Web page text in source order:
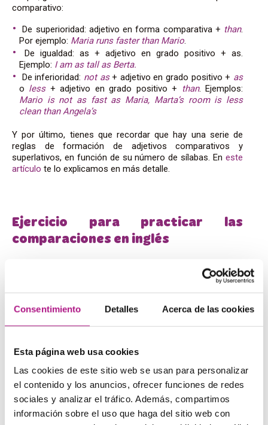
Consentimiento Detalles Acerca de las cookies
Esta página web usa cookies
Las cookies de este sitio web se usan para personalizar
el contenido y los anuncios, ofrecer funciones de redes
sociales y analizar el tráfico. Además, compartimos
información sobre el uso que haga del sitio web con
comparativo:
De superioridad: adjetivo en forma comparativa + than.
Por ejemplo: Maria runs faster than Mario.
De igualdad: as + adjetivo en grado positivo + as.
Ejemplo: I am as tall as Berta.
De inferioridad: not as+ adjetivo en grado positivo + as
o less+ adjetivo en grado positivo + than. Ejemplos:
Mario is not as fast as Maria, Marta’s room is less
clean than Angela’s
Y por último, tienes que recordar que hay una serie de
reglas de formación de adjetivos comparativos y
superlativos, en función de su número de sílabas. En este
artículo te lo explicamos en más detalle.
Ejercicio para practicar las
comparaciones en inglés
Y para terminar, vamos a practicar lo que acabamos de
repasar con un ejercicio. El reto es encontrar los errores
the city.
3) The Chihuahua is the most short dog of all.
4) I like driving in the summer much more better than
driving in the winter.